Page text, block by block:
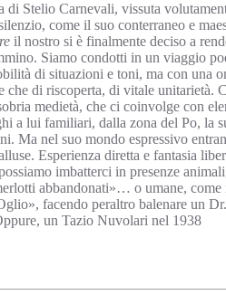
di Stelio Carnevali, vissuta
come il suo conterraneo e
il nostro si è finalmente deciso a
Siamo condotti in un viaggio
di situazioni e toni, ma con una
di riscoperta, di vitale unitarietà.
medietà, che ci coinvolge con
a lui familiari, dalla zona del Po, la
Ma nel suo mondo espressivo
Esperienza diretta e fantasia
imbatterci in presenze
abbandonati»… o umane,
facendo peraltro balenare un
un Tazio Nuvolari nel 1938